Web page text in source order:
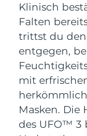
Klinisch
Falten
trittst du den
entgegen,
mit
Masken. Die
des UFO™ 3
For
FAQ™
Anti-aging
Bosnien und
Herzegowina
Brunei
Bulgarien
Kanada